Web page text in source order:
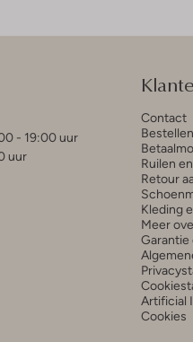
- 19:00 uur
uur
Contact
Ruilen
Retour
Kleding
Meer
Garantie
Artificial
Cookies